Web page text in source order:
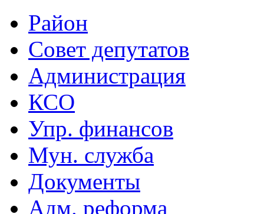
Район
Совет депутатов
Администрация
КСО
Упр. финансов
Мун. служба
Документы
Адм. реформа